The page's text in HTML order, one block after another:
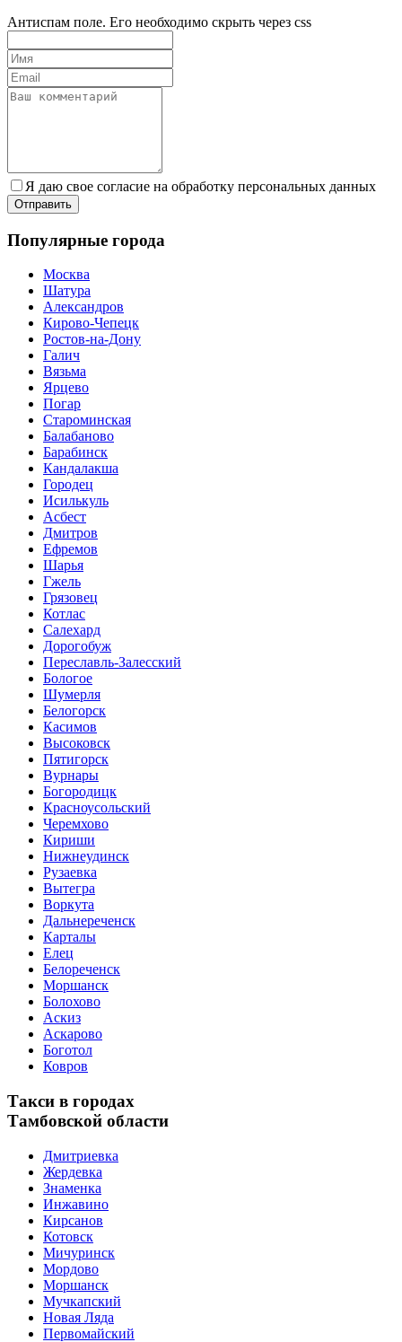
Антиспам поле. Его необходимо скрыть через css
Я даю свое согласие на обработку персональных данных
Популярные города
Москва
Шатура
Александров
Кирово-Чепецк
Ростов-на-Дону
Галич
Вязьма
Ярцево
Погар
Староминская
Балабаново
Барабинск
Кандалакша
Городец
Исилькуль
Асбест
Дмитров
Ефремов
Шарья
Гжель
Грязовец
Котлас
Салехард
Дорогобуж
Переславль-Залесский
Бологое
Шумерля
Белогорск
Касимов
Высоковск
Пятигорск
Вурнары
Богородицк
Красноусольский
Черемхово
Кириши
Нижнеудинск
Рузаевка
Вытегра
Воркута
Дальнереченск
Карталы
Елец
Белореченск
Моршанск
Болохово
Аскиз
Аскарово
Боготол
Ковров
Такси в городах
Тамбовской области
Дмитриевка
Жердевка
Знаменка
Инжавино
Кирсанов
Котовск
Мичуринск
Мордово
Моршанск
Мучкапский
Новая Ляда
Первомайский